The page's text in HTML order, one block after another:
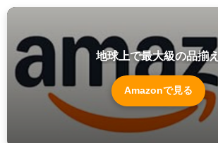
地球上で最大級の品揃え
Amazonで見る